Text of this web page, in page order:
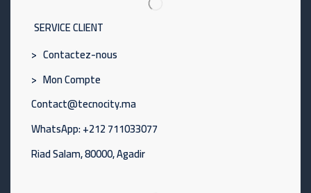
SERVICE CLIENT
> Contactez-nous
> Mon Compte
Contact@tecnocity.ma
WhatsApp: +212 711033077
Riad Salam, 80000, Agadir